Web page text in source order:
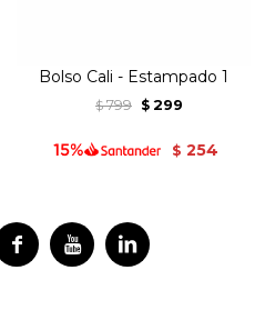
Bolso Cali - Estampado 1
$ 799 $ 299
$ 254
  